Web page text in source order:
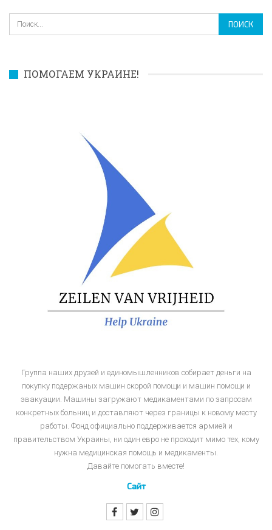
ПОМОГАЕМ УКРАИНЕ!
Группа наших друзей и единомышленников собирает деньги на
покупку подержаных машин скорой помощи и машин помощи и
эвакуации. Машины загружают медикаментами по запросам
конкретных больниц и доставляют через границы к новому месту
работы. Фонд официально поддерживается армией и
правительством Украины, ни один евро не проходит мимо тех, кому
нужна медицинская помощь и медикаменты.
Давайте помогать вместе!
Сайт